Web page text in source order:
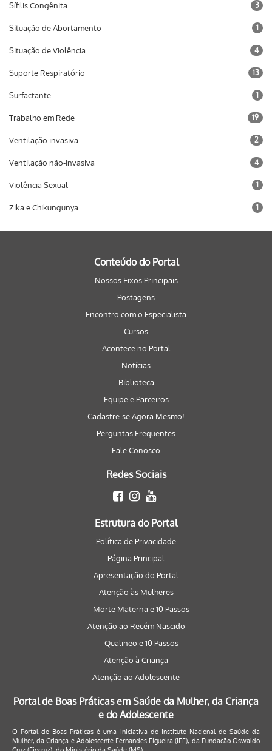
Sífilis Congênita 3
Situação de Abortamento 1
Situação de Violência 4
Suporte Respiratório 13
Surfactante 1
Trabalho em Rede 19
Ventilação invasiva 2
Ventilação não-invasiva 4
Violência Sexual 1
Zika e Chikungunya 1
Conteúdo do Portal
Nossos Eixos Principais
Postagens
Encontro com o Especialista
Cursos
Acontece no Portal
Notícias
Biblioteca
Equipe e Parceiros
Cadastre-se Agora Mesmo!
Perguntas Frequentes
Fale Conosco
Redes Sociais
Estrutura do Portal
Política de Privacidade
Página Principal
Apresentação do Portal
Atenção às Mulheres
- Morte Materna e 10 Passos
Atenção ao Recém Nascido
- Qualineo e 10 Passos
Atenção à Criança
Atenção ao Adolescente
Portal de Boas Práticas em Saúde da Mulher, da Criança
e do Adolescente
O Portal de Boas Práticas é uma iniciativa do Instituto Nacional de Saúde da
Mulher, da Criança e Adolescente Fernandes Figueira (IFF), da Fundação Oswaldo